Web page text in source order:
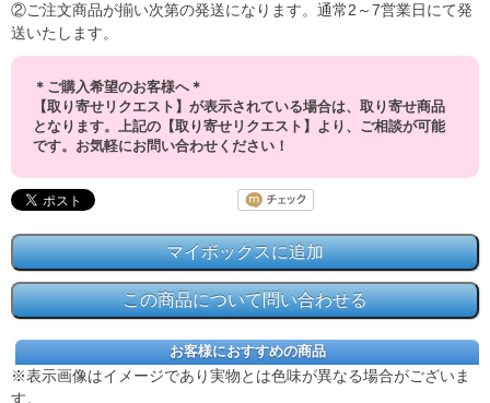
②ご注文商品が揃い次第の発送になります。通常2～7営業日にて発
送いたします。
＊ご購入希望のお客様へ＊
【取り寄せリクエスト】が表示されている場合は、取り寄せ商品
となります。上記の【取り寄せリクエスト】より、ご相談が可能
です。お気軽にお問い合わせください！
お客様におすすめの商品
※表示画像はイメージであり実物とは色味が異なる場合がございま
す。